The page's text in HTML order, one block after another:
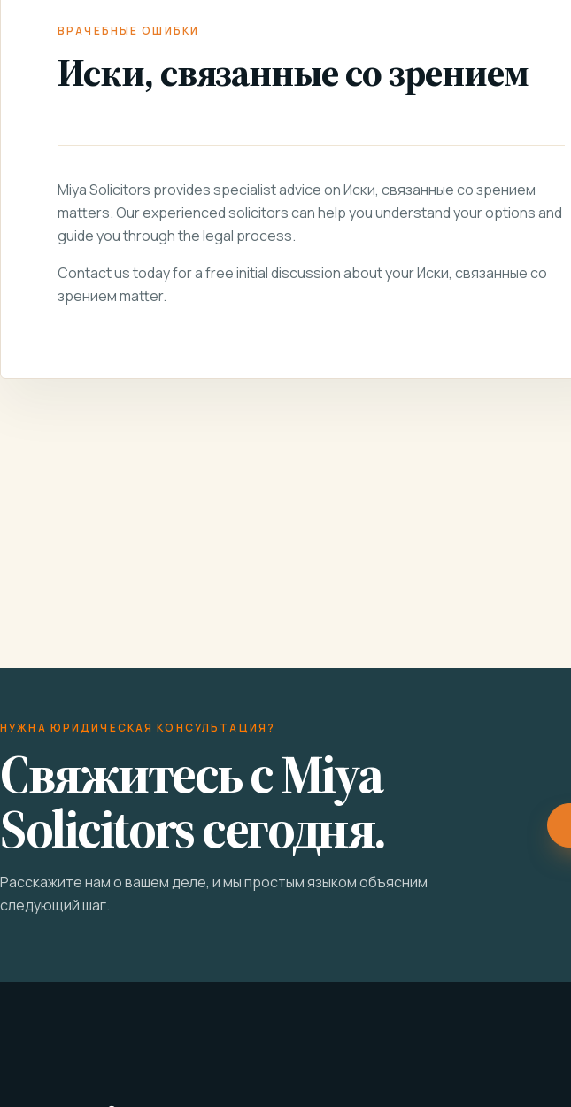
ВРАЧЕБНЫЕ ОШИБКИ
Иски, связанные со зрением
Miya Solicitors provides specialist advice on Иски, связанные со зрением
matters. Our experienced solicitors can help you understand your options and
guide you through the legal process.
Contact us today for a free initial discussion about your Иски, связанные со
зрением matter.
НУЖНА ЮРИДИЧЕСКАЯ КОНСУЛЬТАЦИЯ?
Свяжитесь с Miya
Solicitors сегодня.
Расскажите нам о вашем деле, и мы простым языком объясним
следующий шаг.